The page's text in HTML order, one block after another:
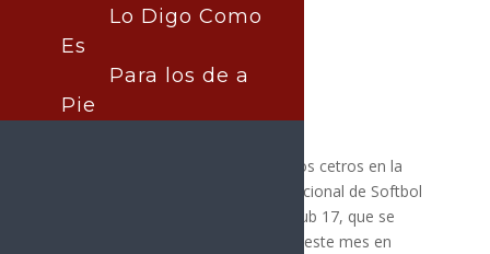
DEPORTES
14 enero, 2026
Dos novenas de Sonora buscarán los cetros en la
décima edición del Campeonato Nacional de Softbol
Varonil de las categorías Sub 14 y Sub 17, que se
llevará a cabo entre el 15 y el 18 de este mes en
Lo Digo Como
Es
Para los de a
Pie